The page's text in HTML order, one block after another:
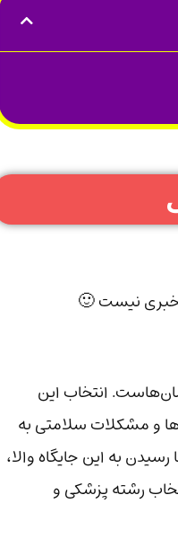
خبری نیست 🙂
انتخاب این
و مشکلات سلامتی به
به این جایگاه والا،
رشته پزشکی و